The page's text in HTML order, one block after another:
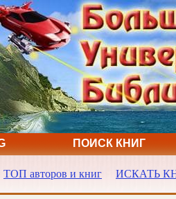
ПОИСК КНИГ
ТОП авторов и книг ИСКАТЬ